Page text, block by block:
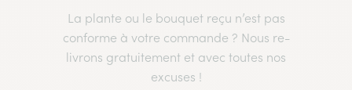
La plante ou le bouquet reçu n’est pas
conforme à votre commande ? Nous re-
livrons gratuitement et avec toutes nos
excuses !